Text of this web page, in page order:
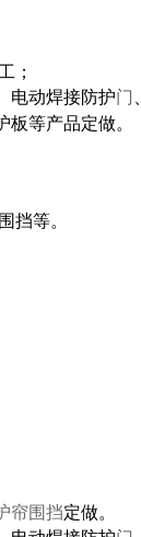
；
电动焊接防护门
板等产品定做。
挡等。
帘围挡定做。